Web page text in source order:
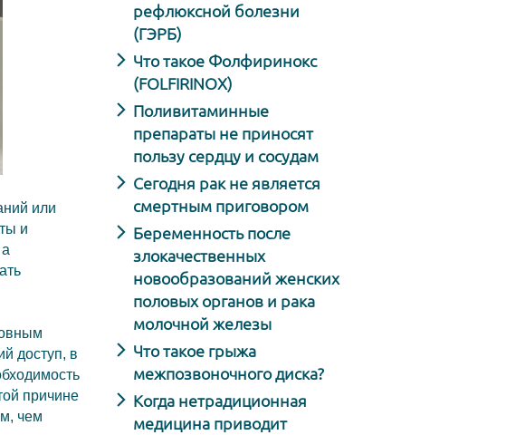
или
и
доступ, в
причине
чем
рефлюксной болезни
(ГЭРБ)
Что такое Фолфиринокс
(FOLFIRINOX)
Поливитаминные
препараты не приносят
пользу сердцу и сосудам
Сегодня рак не является
смертным приговором
Беременность после
злокачественных
новообразований женских
половых органов и рака
молочной железы
Что такое грыжа
межпозвоночного диска?
Когда нетрадиционная
медицина приводит